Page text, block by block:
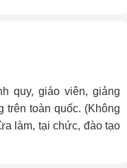
quy, giáo viên, giảng
toàn quốc. (Không
làm, tại chức, đào tạo